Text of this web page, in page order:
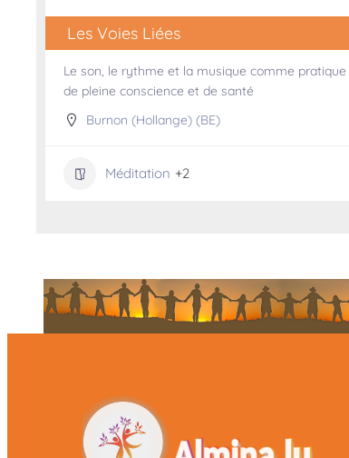
Les Voies Liées
Le son, le rythme et la musique comme pratique
de pleine conscience et de santé
Burnon (Hollange) (BE)
Méditation +2